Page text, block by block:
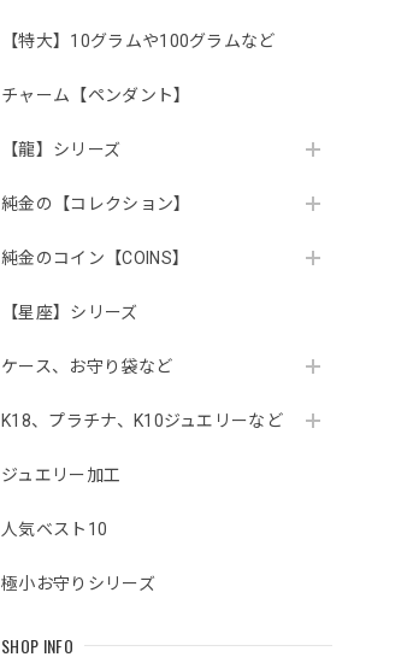
【特大】10グラムや100グラムなど
チャーム【ペンダント】
【龍】シリーズ
純金の【コレクション】
純金のコイン【COINS】
【星座】シリーズ
ケース、お守り袋など
K18、プラチナ、K10ジュエリーなど
ジュエリー加工
人気ベスト10
極小お守りシリーズ
SHOP INFO